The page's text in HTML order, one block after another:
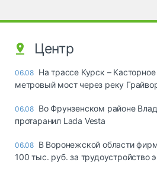
Центр
06.08 На трассе Курск –
метровый мост через реку
06.08 Во Фрунзенском районе
протаранил Lada Vesta
06.08 В Воронежской области
100 тыс. руб. за трудоустройство